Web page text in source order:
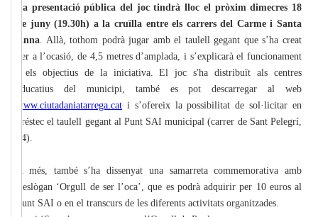
La presentació pública del joc tindrà lloc el pròxim dimecres 18
de juny (19.30h) a la cruïlla entre els carrers del Carme i Santa
Anna . Allà, tothom podrà jugar amb el taulell gegant que s’ha creat
per a l’ocasió, de 4,5 metres d’amplada, i s’explicarà el funcionament
i els objectius de la iniciativa. El joc s'ha distribuït als centres
educatius del municipi, també es pot descarregar al web
www.ciutadaniatarrega.cat i s’ofereix la possibilitat de sol·licitar en
préstec el taulell gegant al Punt SAI municipal (carrer de Sant Pelegrí,
74).
A més, també s’ha dissenyat una samarreta commemorativa amb
l’eslògan ‘Orgull de ser l’oca’, que es podrà adquirir per 10 euros al
Punt SAI o en el transcurs de les diferents activitats organitzades.